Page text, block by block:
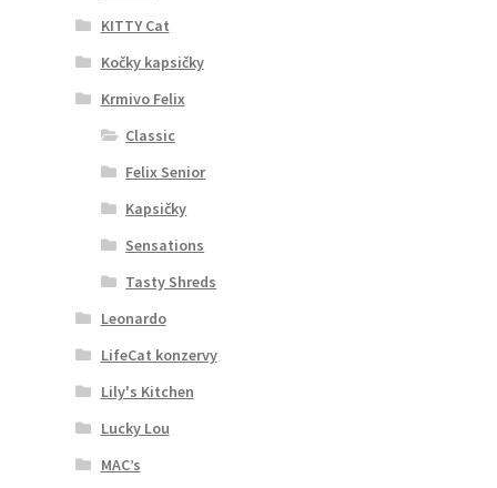
KITTY Cat
Kočky kapsičky
Krmivo Felix
Classic
Felix Senior
Kapsičky
Sensations
Tasty Shreds
Leonardo
LifeCat konzervy
Lily's Kitchen
Lucky Lou
MAC’s